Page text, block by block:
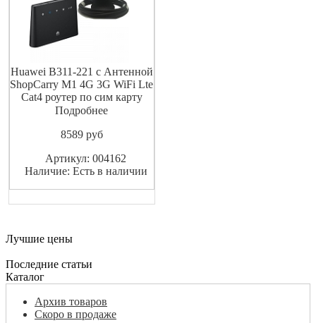
Huawei B311-221 с Антенной
ShopCarry M1 4G 3G WiFi Lte
Cat4 роутер по сим карту
Входной интерфейс
Fi Количество диапазонов
2.4 ГГц есть Стандарт Wi-Fi
802.11b есть Стандарт Wi-Fi
Подробнее
8589pуб
Артикул: 004162
Наличие: Есть в наличии
Лучшие цены
Последние статьи
Каталог
Архив товаров
Скоро в продаже